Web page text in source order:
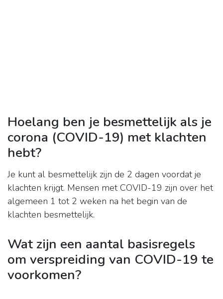
Hoelang ben je besmettelijk als je
corona (COVID-19) met klachten
hebt?
Je kunt al besmettelijk zijn de 2 dagen voordat je
klachten krijgt. Mensen met COVID-19 zijn over het
algemeen 1 tot 2 weken na het begin van de
klachten besmettelijk.
Wat zijn een aantal basisregels
om verspreiding van COVID-19 te
voorkomen?